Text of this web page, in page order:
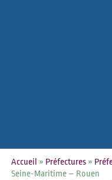
Accueil » Préfectures»
Seine-Maritime – Rouen